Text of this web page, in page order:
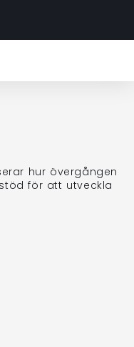
hur övergången
för att utveckla